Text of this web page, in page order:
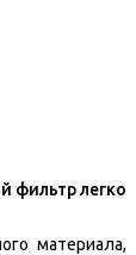
фильтр легко
материала,